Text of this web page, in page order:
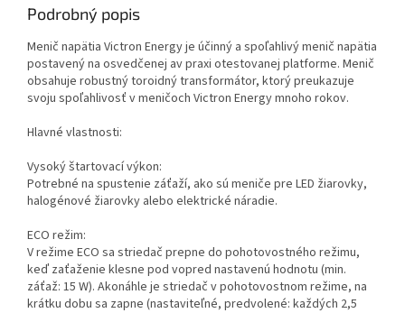
Podrobný popis
Menič napätia Victron Energy je účinný a spoľahlivý menič napätia
postavený na osvedčenej av praxi otestovanej platforme. Menič
obsahuje robustný toroidný transformátor, ktorý preukazuje
svoju spoľahlivosť v meničoch Victron Energy mnoho rokov.
Hlavné vlastnosti:
Vysoký štartovací výkon:
Potrebné na spustenie záťaží, ako sú meniče pre LED žiarovky,
halogénové žiarovky alebo elektrické náradie.
ECO režim:
V režime ECO sa striedač prepne do pohotovostného režimu,
keď zaťaženie klesne pod vopred nastavenú hodnotu (min.
záťaž: 15 W). Akonáhle je striedač v pohotovostnom režime, na
krátku dobu sa zapne (nastaviteľné, predvolené: každých 2,5